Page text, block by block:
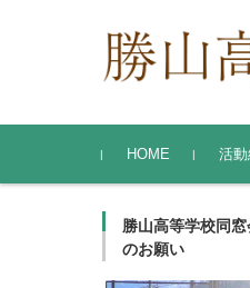
コンテンツに移動
HOME
活
勝山高等学校同
のお願い